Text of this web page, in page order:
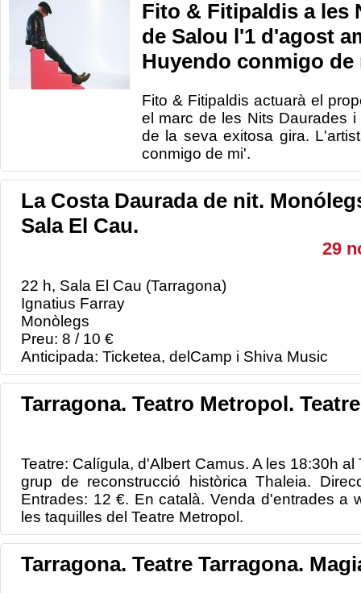
Fito & Fitipaldis a les
de Salou l'1 d'agost
Huyendo conmigo de
Fito & Fitipaldis actuarà el
el marc de les Nits Daurades i
de la seva exitosa gira.
conmigo de mi'.
La Costa Daurada de nit.
Sala El Cau.
29
22 h, Sala El Cau (Tarragona)
Ignatius Farray
Monòlegs
Preu: 8 / 10 €
Anticipada: Ticketea, delCamp i Shiva Music
Tarragona. Teatro Metropol.
Teatre: Calígula, d'Albert Camus. A les 18:30h al
grup de reconstrucció històrica Thaleia.
Entrades: 12 €. En català. Venda d'entrades a
les taquilles del Teatre Metropol.
Tarragona. Teatre Tarragona.